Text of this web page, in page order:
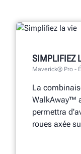
SIMPLIFIEZ
Maverick® Pro -
La
WalkAway™
permettra
roues axée